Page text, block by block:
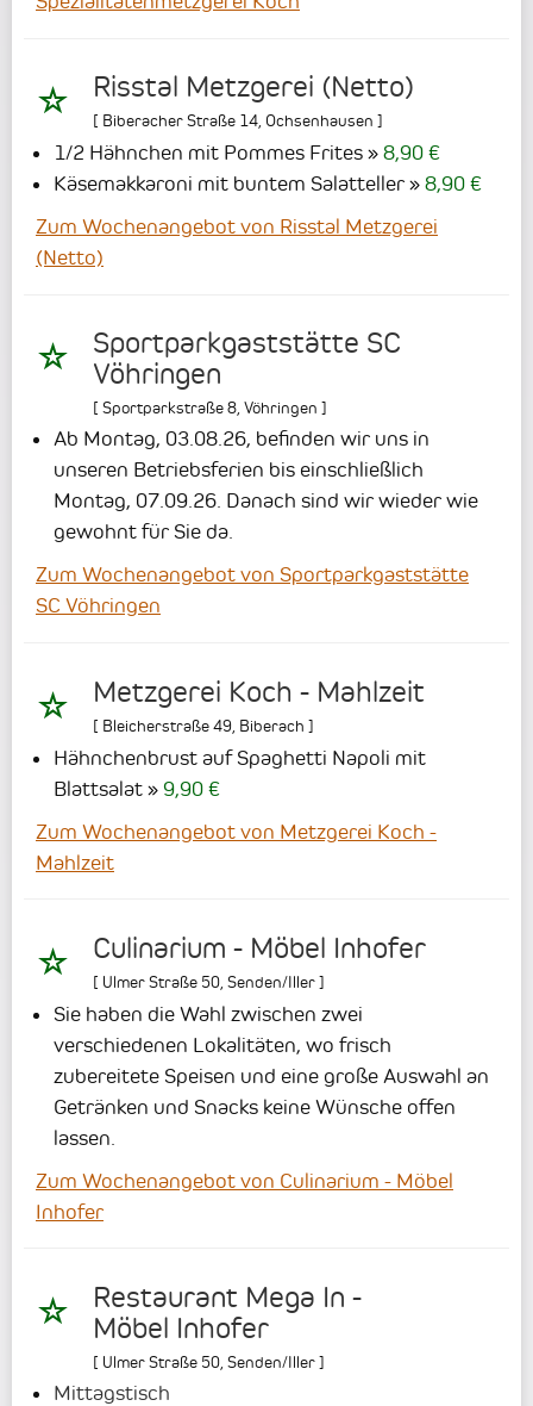
Risstal Metzgerei (Netto)
[ Biberacher Straße 14 Ochsenhausen ]
1/2 Hähnchen mit Pommes Frites
8,90 €
Käsemakkaroni mit buntem Salatteller
8,90 €
Zum Wochenangebot von Risstal Metzgerei
(Netto)
Sportparkgaststätte SC
Vöhringen
[ Sportparkstraße 8,Vöhringen ]
Ab Montag, 03.08.26, befinden wir uns in
unseren Betriebsferien bis einschließlich
Montag, 07.09.26. Danach sind wir wieder wie
gewohnt für Sie da.
Zum Wochenangebot von Sportparkgaststätte
SC Vöhringen
Metzgerei Koch - Mahlzeit
[ Bleicherstraße 49 Biberach ]
Hähnchenbrust auf Spaghetti Napoli mit
Blattsalat
9,90 €
Zum Wochenangebot von Metzgerei Koch -
Mahlzeit
Culinarium - Möbel Inhofer
[ Ulmer Straße 50 Senden/Iller]
Sie haben die Wahl zwischen zwei
verschiedenen Lokalitäten, wo frisch
zubereitete Speisen und eine große Auswahl an
Getränken und Snacks keine Wünsche offen
lassen.
Zum Wochenangebot von Culinarium - Möbel
Inhofer
Restaurant Mega In -
Möbel Inhofer
[ Ulmer Straße 50 Senden/Iller]
Mittagstisch